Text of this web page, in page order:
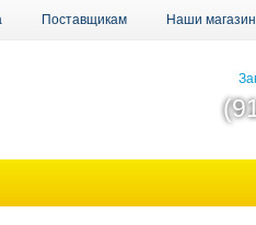
Поставщикам Наши